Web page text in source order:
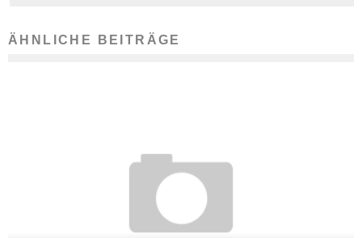
ÄHNLICHE BEITRÄGE